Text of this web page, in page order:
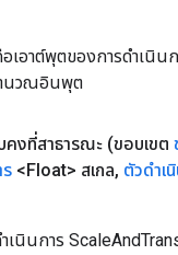
อาต์พุตของการดำเนิน
นวณอินพุต
คงที่สาธารณะ (ขอบเขต
ร <Float> สเกล, ตัวดำเ
เนินการ